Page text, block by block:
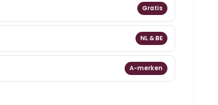
Gratis
NL & BE
A-merken